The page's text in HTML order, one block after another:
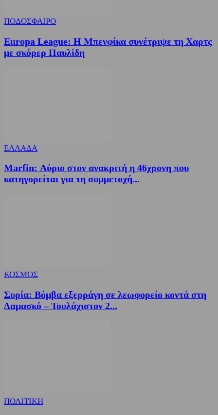
ΠΟΔΟΣΦΑΙΡΟ
Europa League: Η Μπενφίκα συνέτριψε τη Χαρτς
με σκόρερ Παυλίδη
ΕΛΛΑΔΑ
Marfin: Αύριο στον ανακριτή η 46χρονη που
κατηγορείται για τη συμμετοχή...
ΚΟΣΜΟΣ
Συρία: Βόμβα εξερράγη σε λεωφορείο κοντά στη
Δαμασκό – Τουλάχιστον 2...
ΠΟΛΙΤΙΚΗ